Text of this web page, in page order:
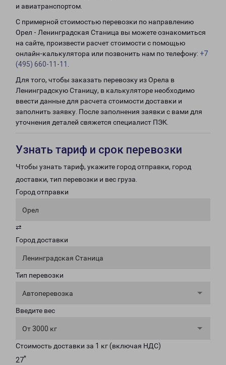
и авиатранспортом.
С примерной стоимостью перевозки по направлению
Орел - Ленинградская Станица вы можете ознакомиться
на сайте, произвести расчет стоимости с помощью
онлайн-калькулятора или позвонить нам по телефону: +7
(495) 660-11-11
Для того, чтобы заказать перевозку из Орела в
Ленинградскую Станицу, в калькуляторе необходимо
ввести данные для расчета стоимости доставки и
заполнить заявку. После заполнения заявки с вами для
уточнения деталей свяжется специалист ПЭК.
Узнать тариф и срок перевозки
Чтобы узнать тариф, укажите город отправки, город
доставки, тип перевозки и вес груза.
Город отправки
Орел
⇄
Город доставки
Ленинградская Станица
Тип перевозки
Автоперевозка
Введите вес
От 3000 кг
Стоимость доставки за 1 кг (включая НДС)
27*